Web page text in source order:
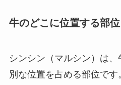
牛のどこに位置する部位
シンシン（マルシン）は
別な位置を占める部位で